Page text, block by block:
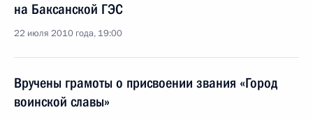
на Баксанской ГЭС
22 июля 2010 года, 19:00
Вручены грамоты о присвоении звания «Город
воинской славы»